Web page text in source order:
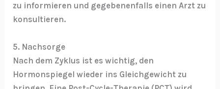
zu informieren und gegebenenfalls einen Arzt zu
konsultieren.
5. Nachsorge
Nach dem Zyklus ist es wichtig, den
Hormonspiegel wieder ins Gleichgewicht zu